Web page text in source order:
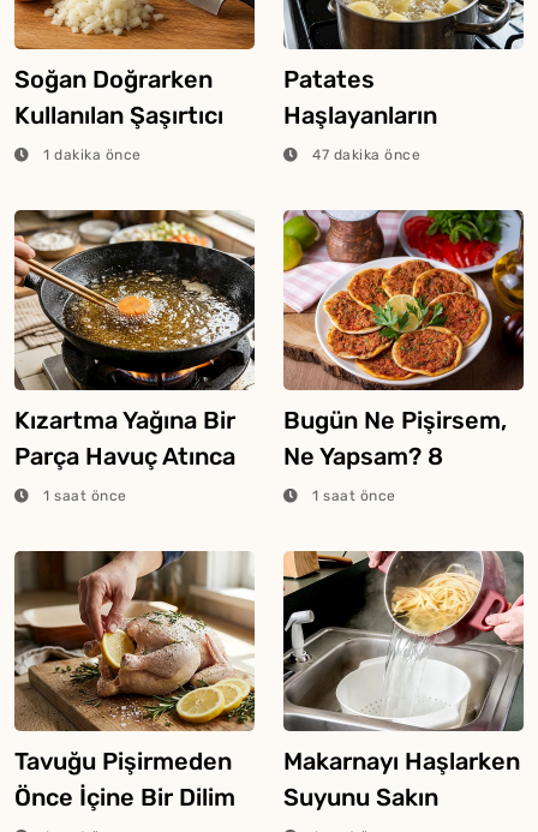
Soğan Doğrarken
Kullanılan Şaşırtıcı
Ekmek Tekniği
1 dakika önce
Patates
Haşlayanların
Bilmesi Gereken
47 dakika önce
Kızartma Yağına Bir
Parça Havuç Atınca
Ne Olur?
1 saat önce
Bugün Ne Pişirsem,
Ne Yapsam? 8
Ağustos 2026
1 saat önce
Tavuğu Pişirmeden
Önce İçine Bir Dilim
Makarnayı Haşlarken
Suyunu Sakın